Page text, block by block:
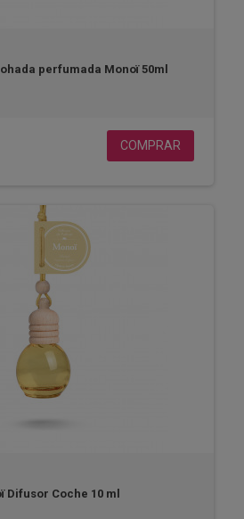
perfumada Monoï 50ml
COMPRAR
Difusor Coche 10 ml